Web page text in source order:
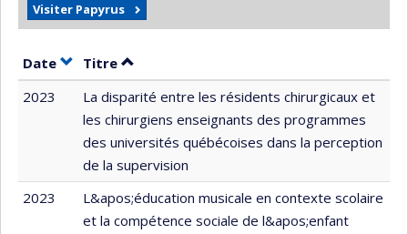
Visiter Papyrus
Date Trier par date en ordre croissant
Titre Trier par titre en ordre croissant
2023
La disparité entre les résidents chirurgicaux et
les chirurgiens enseignants des programmes
des universités québécoises dans la perception
de la supervision
2023
L&apos;éducation musicale en contexte scolaire
et la compétence sociale de l&apos;enfant